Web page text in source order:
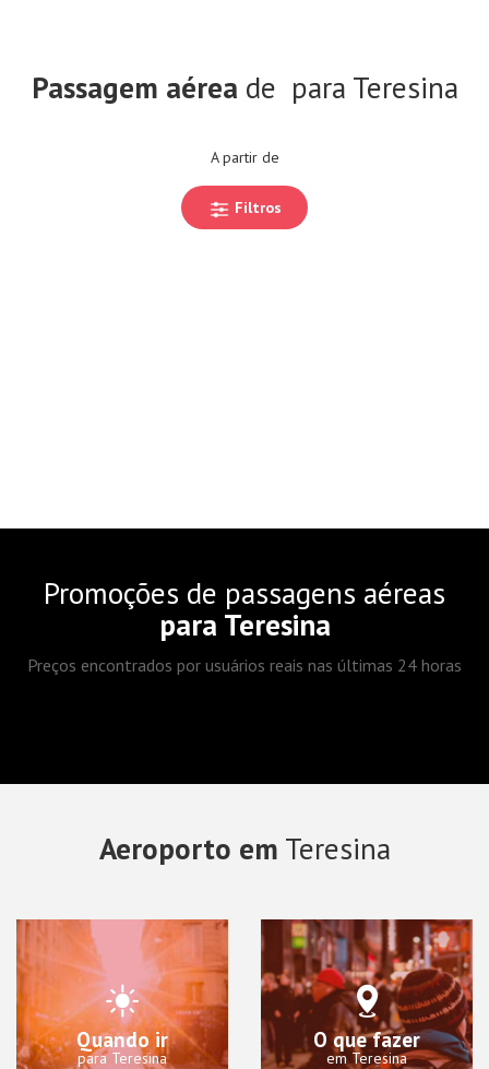
Passagem aérea de para Teresina
A partir de
Filtros
Promoções de passagens aéreas
para Teresina
Preços encontrados por usuários reais nas últimas 24 horas
Aeroporto em Teresina
Quando ir
para Teresina
O que fazer
em Teresina